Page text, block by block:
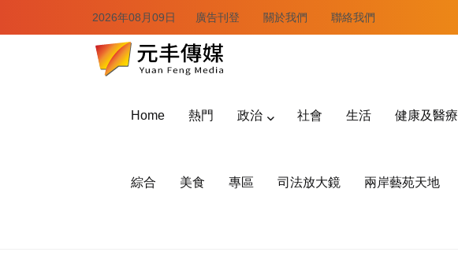
2026年08月09日 廣告刊登 關於我們 聯絡我們
Home 熱門 政治 社會 生活 健康及醫療
綜合 美食 專區 司法放大鏡 兩岸藝苑天地